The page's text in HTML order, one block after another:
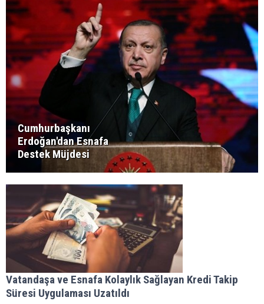
Cumhurbaşkanı
Erdoğan'dan Esnafa
Destek Müjdesi
Vatandaşa ve Esnafa Kolaylık Sağlayan Kredi Takip
Süresi Uygulaması Uzatıldı